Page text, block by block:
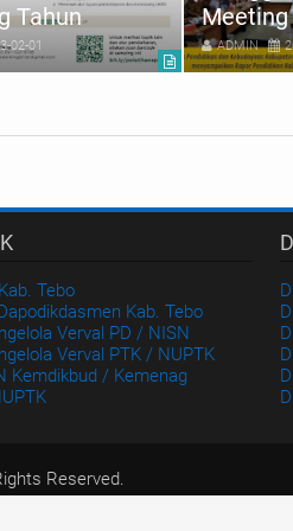
Tahun
02-01
Meeting
ADMIN
Tebo
Kab. Tebo
Verval PD / NISN
Verval PTK / NUPTK
Kemdikbud / Kemenag
Reserved.